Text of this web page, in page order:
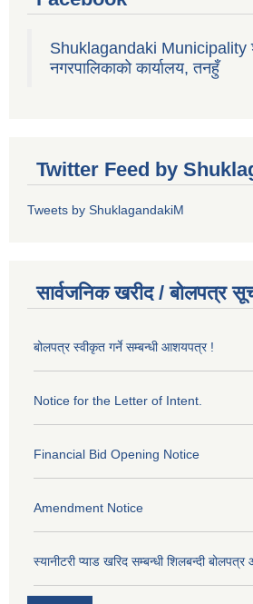
Shuklagandaki Municipality
नगरपालिकाको कार्यालय, तनहुँ
Twitter Feed by
Tweets by ShuklagandakiM
सार्वजनिक खरीद / बोलपत्र
बोलपत्र स्वीकृत गर्ने सम्बन्धी आशयपत्र !
Notice for the Letter of Intent.
Financial Bid Opening Notice
Amendment Notice
स्यानीटरी प्याड खरिद सम्बन्धी शिलबन्दी